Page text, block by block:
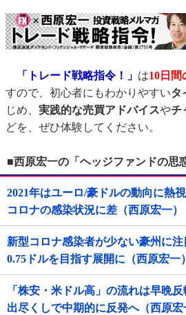
「トレード戦略指令！」 は10日間
すので、初心者にもわかりやすいタ
じめ、 実践的な売買アドバイスやチ
どを、ぜひ体験してください。
■西原宏一の「ヘッジファンドの思
2021年はユーロ/豪ドルの動向に熱
コロナの感染状況に差（西原宏一）
新型コロナ感染者が少ない豪州に
0.75ドルを目指す展開に（西原宏一）
「株安・米ドル高」の流れは早晩
出尽くしで中期的に反発へ（西原宏